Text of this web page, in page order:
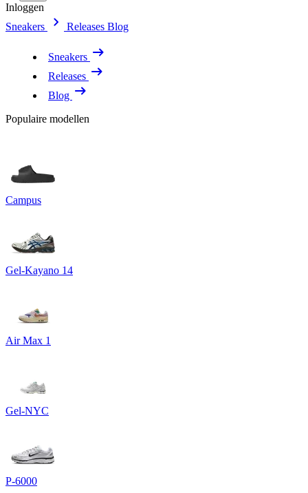
Inloggen
Sneakers
Releases Blog
Sneakers
Releases
Blog
Populaire modellen
Campus
Gel-Kayano 14
Air Max 1
Gel-NYC
P-6000